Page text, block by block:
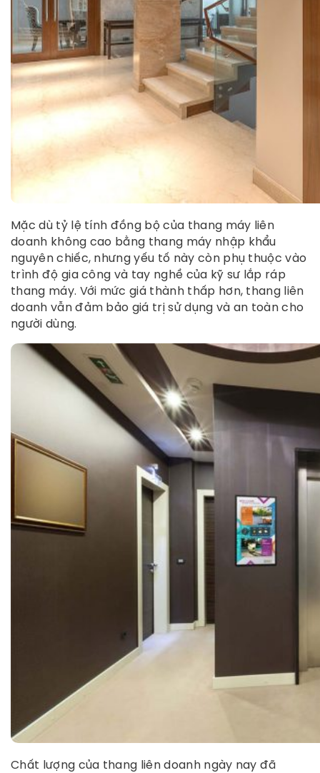
Mặc dù tỷ lệ tính đồng bộ của thang máy liên
doanh không cao bằng thang máy nhập khẩu
nguyên chiếc, nhưng yếu tố này còn phụ thuộc vào
trình độ gia công và tay nghề của kỹ sư lắp ráp
thang máy. Với mức giá thành thấp hơn, thang liên
doanh vẫn đảm bảo giá trị sử dụng và an toàn cho
người dùng.
Chất lượng của thang liên doanh ngày nay đã